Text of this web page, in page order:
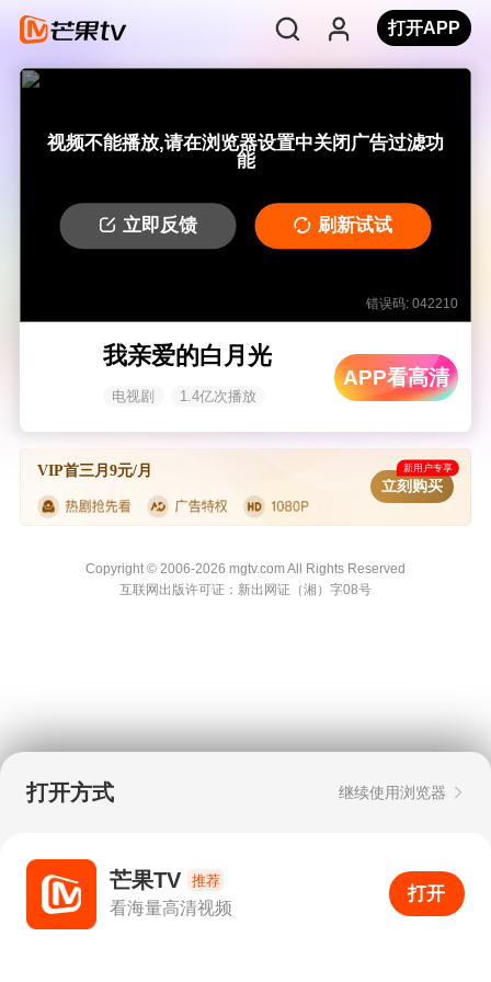
打开APP
视频不能播放,请在浏览器设置中关闭广告过滤功
能
立即反馈 刷新试试
错误码: 042210
我亲爱的白月光
电视剧 1.4亿次播放
APP看高清
VIP首三月9元/月 新用户专享
立刻购买
Copyright © 2006-2026 mgtv.com All Rights Reserved
互联网出版许可证：新出网证（湘）字08号
73
打开APP
打开方式 继续使用浏览器
芒果TV 推荐
看海量高清视频
打开